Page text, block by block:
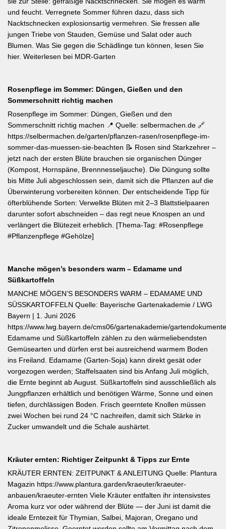
und feucht. Verregnete Sommer führen dazu, dass sich
Nacktschnecken explosionsartig vermehren. Sie fressen alle
jungen Triebe von Stauden, Gemüse und Salat oder auch
Blumen. Was Sie gegen die Schädlinge tun können, lesen Sie
hier. Weiterlesen bei MDR-Garten
Rosenpflege im Sommer: Düngen, Gießen und den
Sommerschnitt richtig machen
Rosenpflege im Sommer: Düngen, Gießen und den
Sommerschnitt richtig machen 📍 Quelle: selbermachen.de 🔗
https://selbermachen.de/garten/pflanzen-rasen/rosenpflege-im-
sommer-das-muessen-sie-beachten 📝 Rosen sind Starkzehrer –
jetzt nach der ersten Blüte brauchen sie organischen Dünger
(Kompost, Hornspäne, Brennnesseljauche). Die Düngung sollte
bis Mitte Juli abgeschlossen sein, damit sich die Pflanzen auf die
Überwinterung vorbereiten können. Der entscheidende Tipp für
öfterblühende Sorten: Verwelkte Blüten mit 2–3 Blattstielpaaren
darunter sofort abschneiden – das regt neue Knospen an und
verlängert die Blütezeit erheblich. [Thema-Tag: #Rosenpflege
#Pflanzenpflege #Gehölze]
Manche mögen’s besonders warm – Edamame und
Süßkartoffeln
MANCHE MÖGEN’S BESONDERS WARM – EDAMAME UND
SÜSSKARTOFFELN Quelle: Bayerische Gartenakademie / LWG
Bayern | 1. Juni 2026
https://www.lwg.bayern.de/cms06/gartenakademie/
Edamame und Süßkartoffeln zählen zu den wärmeliebendsten
Gemüsearten und dürfen erst bei ausreichend warmem Boden
ins Freiland. Edamame (Garten-Soja) kann direkt gesät oder
vorgezogen werden; Staffelsaaten sind bis Anfang Juli möglich,
die Ernte beginnt ab August. Süßkartoffeln sind ausschließlich als
Jungpflanzen erhältlich und benötigen Wärme, Sonne und einen
tiefen, durchlässigen Boden. Frisch geerntete Knollen müssen
zwei Wochen bei rund 24 °C nachreifen, damit sich Stärke in
Zucker umwandelt und die Schale aushärtet.
Kräuter ernten: Richtiger Zeitpunkt & Tipps zur Ernte
KRÄUTER ERNTEN: ZEITPUNKT & ANLEITUNG Quelle: Plantura
Magazin https://www.plantura.garden/kraeuter/kraeuter-
anbauen/kraeuter-ernten Viele Kräuter entfalten ihr intensivstes
Aroma kurz vor oder während der Blüte — der Juni ist damit die
ideale Erntezeit für Thymian, Salbei, Majoran, Oregano und